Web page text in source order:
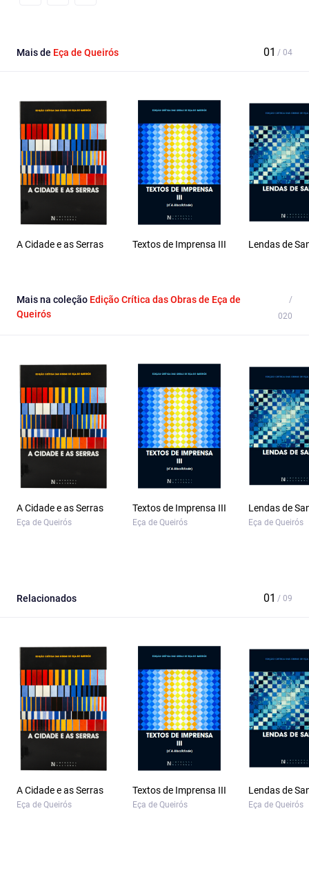
Mais de Eça de Queirós
A Cidade e as Serras Textos de Imprensa III Lendas de
Mais na coleção Edição Crítica das Obras de Eça de
Queirós
A Cidade e as Serras
Eça de Queirós
Textos de Imprensa III
Eça de Queirós
Lendas de
Eça de Queirós
Relacionados
A Cidade e as Serras
Eça de Queirós
Textos de Imprensa III
Eça de Queirós
Lendas de
Eça de Queirós